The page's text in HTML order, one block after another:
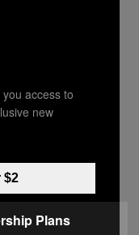
medalla me
y en
justo antes
Imagen vía
access to
new
$2
Plans